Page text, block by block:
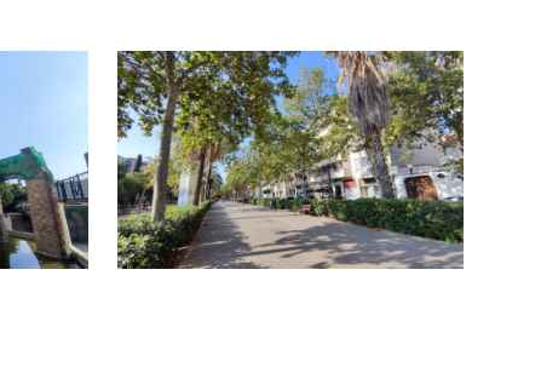
de restauración de gran capacidad operativa.
, aportando un importante valor añadido para
necesidad de inversiones adicionales.